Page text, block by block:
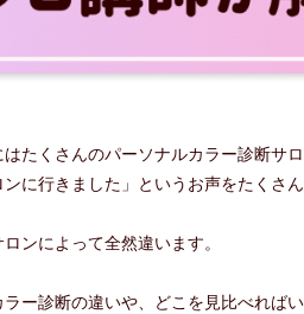
たくさんのパーソナルカラー診断サ
に行きました」というお声をたくさん
ンによって全然違います。
ー診断の違いや、どこを見比べれば